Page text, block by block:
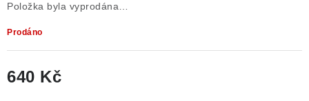
Položka byla vyprodána…
Prodáno
640 Kč